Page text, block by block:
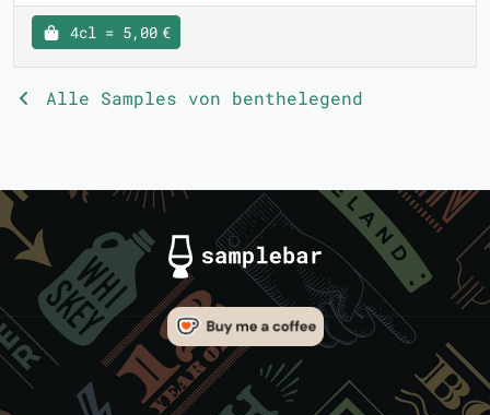
4cl = 5,00 €
Alle Samples von benthelegend